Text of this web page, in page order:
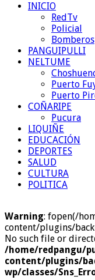
INICIO
RedTv
Policial
Bomberos
PANGUIPULLI
NELTUME
Puerto
Puerto
COÑARIPE
Pucura
LIQUIÑE
EDUCACIÓN
DEPORTES
SALUD
CULTURA
POLITICA
Warning: fopen(/
content/plugins/
No such file or
/home/redpangu/
content/plugins/
wp/classes/